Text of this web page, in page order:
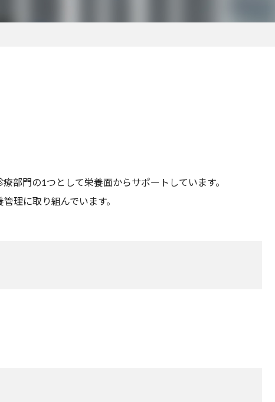
部門の1つとして栄養面からサポートしています。
理に取り組んでいます。